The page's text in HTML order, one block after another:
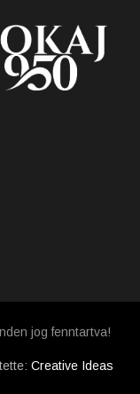
jog fenntartva!
Creative Ideas